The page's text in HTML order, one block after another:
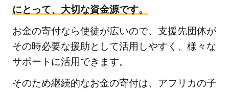
にとって、大切な資金源です。
お金の寄付なら使徒が広いので、支援先団体が
その時必要な援助として活用しやすく、様々な
サポートに活用できます。
そのため継続的なお金の寄付は、アフリカの子